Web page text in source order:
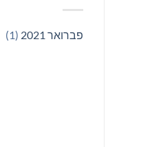
פברואר 2021 (1)